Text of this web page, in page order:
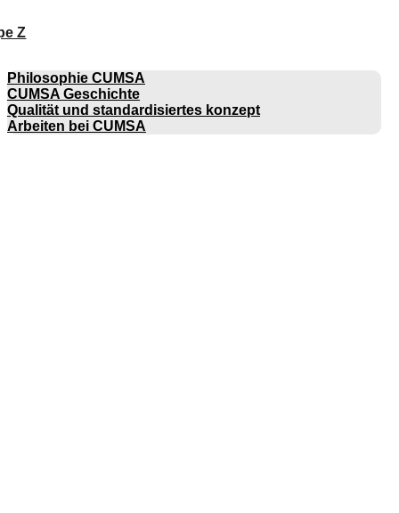
Z
Philosophie CUMSA
CUMSA Geschichte
Qualität und standardisiertes konzept
Arbeiten bei CUMSA